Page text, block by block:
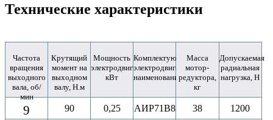
Технические характеристики
Частота
вращения
выходного
вала, об/
мин
Крутящий
момент на
выходном
валу, Н.м
Мощность
электродвигателя,
кВт
Комплектующий
электродвигатель,
наименование
Масса
мотор-
редуктора,
кг
Допускаемая
радиальная
нагрузка, Н
9 90 0,25 АИР71B8 38 1200